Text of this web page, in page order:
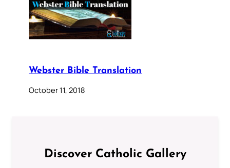
Webster Bible Translation
October 11, 2018
Discover Catholic Gallery